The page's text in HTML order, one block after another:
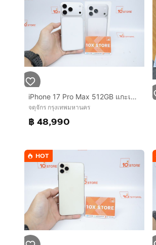
iPhone 17 Pro Max 512GB แกะเช็ค
จตุจักร กรุงเทพมหานคร
฿ 48,990
HOT